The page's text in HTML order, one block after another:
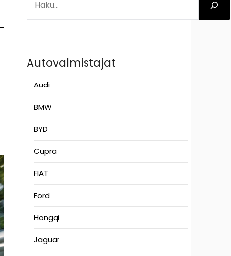
Autovalmistajat
Audi
BMW
BYD
Cupra
FIAT
Ford
Hongqi
Jaguar